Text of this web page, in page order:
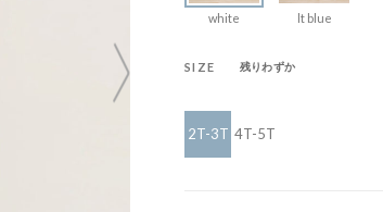
white lt blue
SIZE 残りわずか
2T-3T 4T-5T